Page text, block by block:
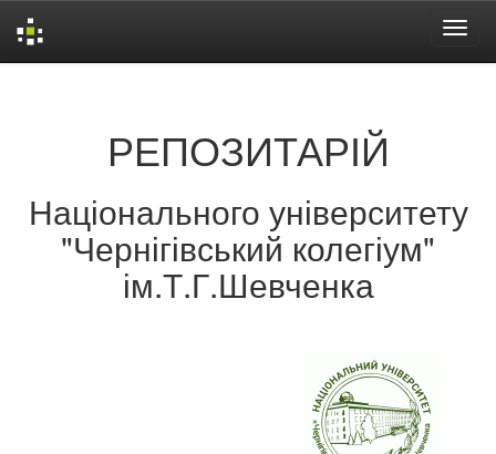
РЕПОЗИТАРІЙ
Національного університету
"Чернігівський колегіум"
ім.Т.Г.Шевченка